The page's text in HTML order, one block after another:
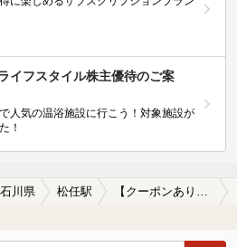
イフスタイル株主優待のご案
人気の温浴施設に行こう！対象施設が
！
石川県 松任駅 【クーポンあり】松任駅近くの温泉宿・温泉旅館・ホテルおすすめ(2026年版)